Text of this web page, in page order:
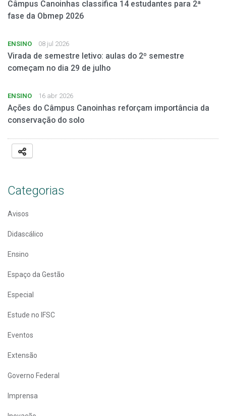
Câmpus Canoinhas classifica 14 estudantes para 2ª
fase da Obmep 2026
ENSINO 08 jul 2026
Virada de semestre letivo: aulas do 2º semestre
começam no dia 29 de julho
ENSINO 16 abr 2026
Ações do Câmpus Canoinhas reforçam importância da
conservação do solo
Categorias
Avisos
Didascálico
Ensino
Espaço da Gestão
Especial
Estude no IFSC
Eventos
Extensão
Governo Federal
Imprensa